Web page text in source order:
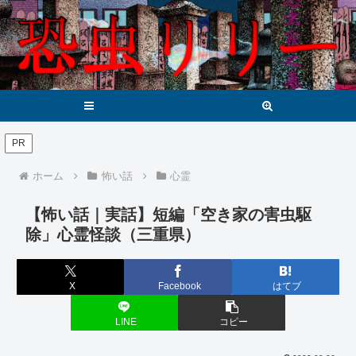
PR
ホーム 怖い話 心霊
【怖い話｜実話】短編「空き家の害虫駆
除」心霊怪談（三重県）
X Facebook はてブ
LINE コピー